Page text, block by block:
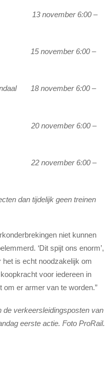
13 november 6:00 –
november 6:00 –
18 november 6:00 –
20 november 6:00 –
22 november 6:00 –
dan tijdelijk geen treinen
niet kunnen
‘Dit spijt ons enorm’,
het is echt noodzakelijk om
voor iedereen in
er armer van te worden.”
de verkeersleidingsposten van
eerste actie. Foto ProRail.